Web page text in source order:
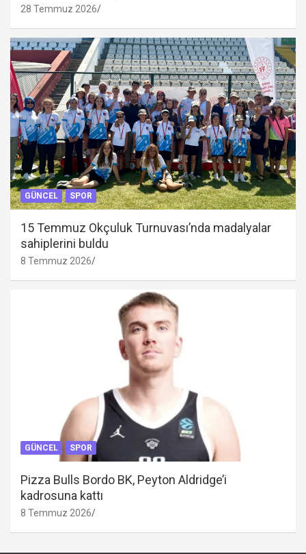
28 Temmuz 2026
GÜNCEL SPOR
15 Temmuz Okçuluk Turnuvası’nda madalyalar
sahiplerini buldu
8 Temmuz 2026
GÜNCEL SPOR
Pizza Bulls Bordo BK, Peyton Aldridge’i
kadrosuna kattı
8 Temmuz 2026